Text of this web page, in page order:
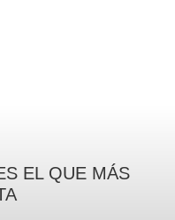
EL QUE MÁS